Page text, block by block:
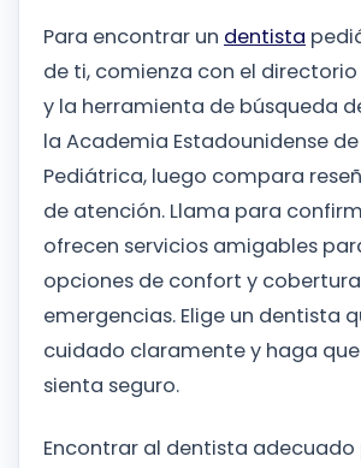
Para encontrar un dentista
de ti, comienza con el
y la herramienta de búsqueda
la Academia Estadounidense
Pediátrica, luego compara
de atención. Llama para
ofrecen servicios amigables
opciones de confort y
emergencias. Elige un dentista
cuidado claramente y haga
sienta seguro.
Encontrar al dentista